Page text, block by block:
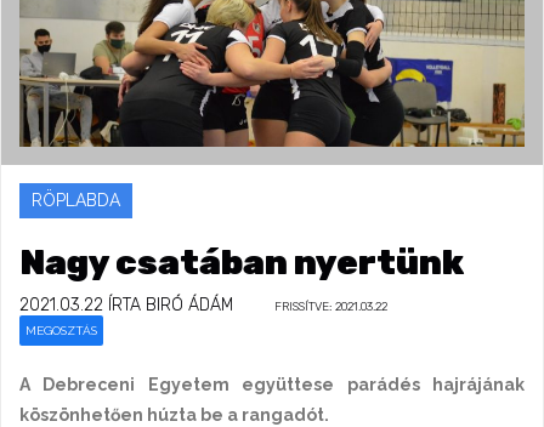
RÖPLABDA
Nagy csatában nyertünk
2021.03.22 ÍRTA BIRÓ ÁDÁM FRISSÍTVE: 2021.03.22
MEGOSZTÁS
A Debreceni Egyetem együttese parádés hajrájának
köszönhetően húzta be a rangadót.